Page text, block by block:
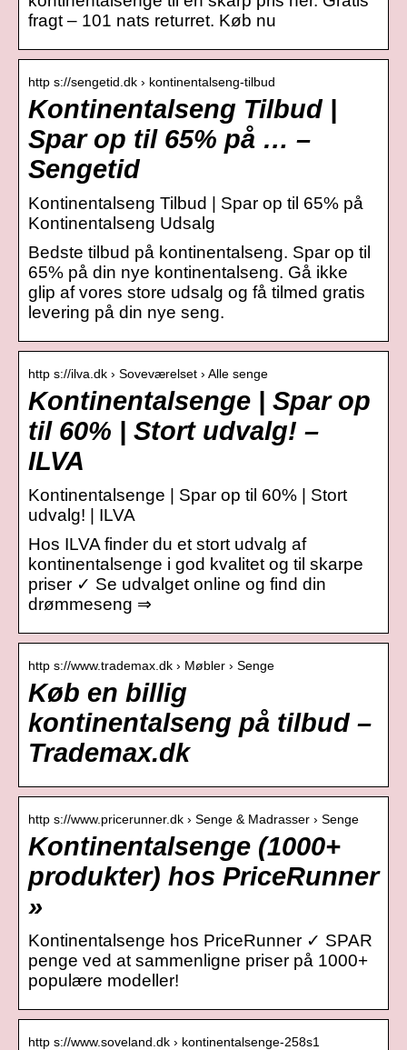
fragt – 101 nats returret. Køb nu
http s://sengetid.dk › kontinentalseng-tilbud
Kontinentalseng Tilbud |
Spar op til 65% på … –
Sengetid
Kontinentalseng Tilbud | Spar op til 65% på
Kontinentalseng Udsalg
Bedste tilbud på kontinentalseng. Spar op til
65% på din nye kontinentalseng. Gå ikke
glip af vores store udsalg og få tilmed gratis
levering på din nye seng.
http s://ilva.dk › Soveværelset › Alle senge
Kontinentalsenge | Spar op
til 60% | Stort udvalg! –
ILVA
Kontinentalsenge | Spar op til 60% | Stort
udvalg! | ILVA
Hos ILVA finder du et stort udvalg af
kontinentalsenge i god kvalitet og til skarpe
priser ✓ Se udvalget online og find din
drømmeseng ⇒
http s://www.trademax.dk › Møbler › Senge
Køb en billig
kontinentalseng på tilbud –
Trademax.dk
http s://www.pricerunner.dk › Senge & Madrasser › Senge
Kontinentalsenge (1000+
produkter) hos PriceRunner
»
Kontinentalsenge hos PriceRunner ✓ SPAR
penge ved at sammenligne priser på 1000+
populære modeller!
http s://www.soveland.dk › kontinentalsenge-258s1